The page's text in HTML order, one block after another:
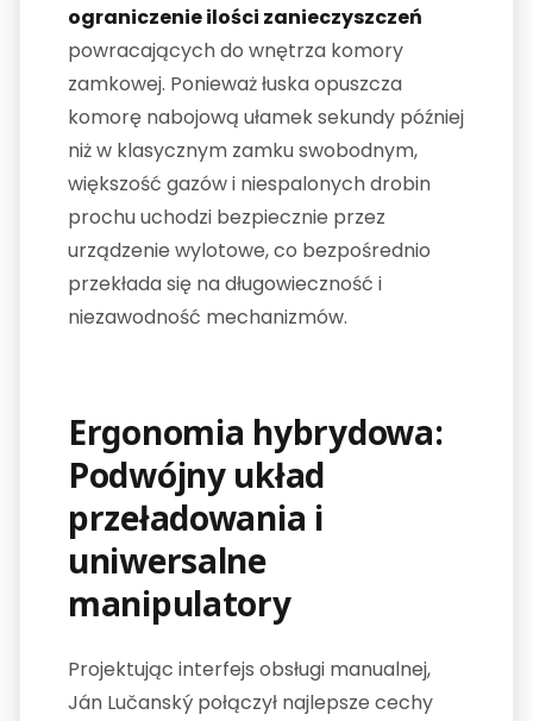
ograniczenie ilości zanieczyszczeń
powracających do wnętrza komory
zamkowej. Ponieważ łuska opuszcza
komorę nabojową ułamek sekundy później
niż w klasycznym zamku swobodnym,
większość gazów i niespalonych drobin
prochu uchodzi bezpiecznie przez
urządzenie wylotowe, co bezpośrednio
przekłada się na długowieczność i
niezawodność mechanizmów.
Ergonomia hybrydowa:
Podwójny układ
przeładowania i
uniwersalne
manipulatory
Projektując interfejs obsługi manualnej,
Ján Lučanský połączył najlepsze cechy